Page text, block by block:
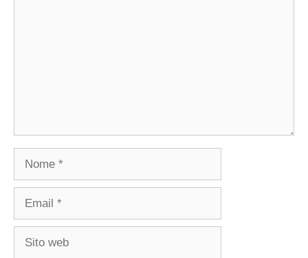
Nome
Email
Sito